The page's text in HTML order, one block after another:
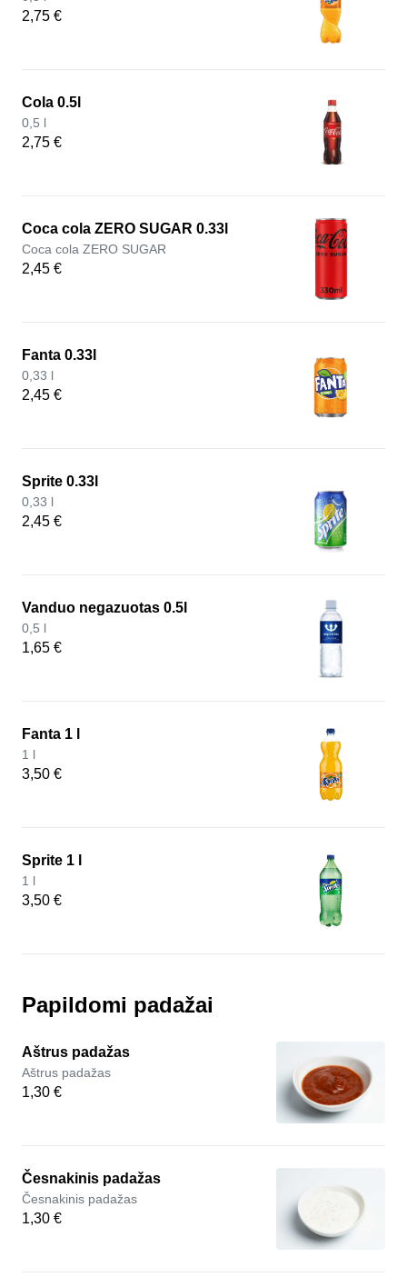
2,75 €
Cola 0.5l
0,5 l
2,75 €
Coca cola ZERO SUGAR 0.33l
Coca cola ZERO SUGAR
2,45 €
Fanta 0.33l
0,33 l
2,45 €
Sprite 0.33l
0,33 l
2,45 €
Vanduo negazuotas 0.5l
0,5 l
1,65 €
Fanta 1 l
1 l
3,50 €
Sprite 1 l
1 l
3,50 €
Papildomi padažai
Aštrus padažas
Aštrus padažas
1,30 €
Česnakinis padažas
Česnakinis padažas
1,30 €